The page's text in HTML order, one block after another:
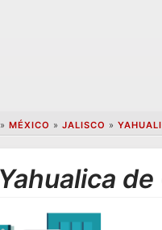
» MÉXICO » JALISCO »